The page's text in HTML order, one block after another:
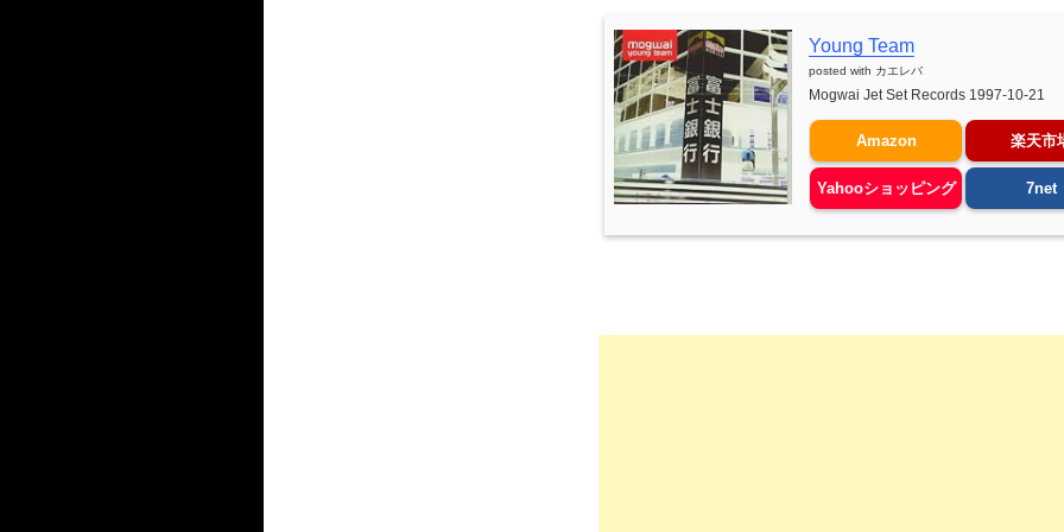
Young Team
posted with カエレバ
Mogwai Jet Set Records 1997-10-21
Amazon 楽天市
Yahooショッピング 7net